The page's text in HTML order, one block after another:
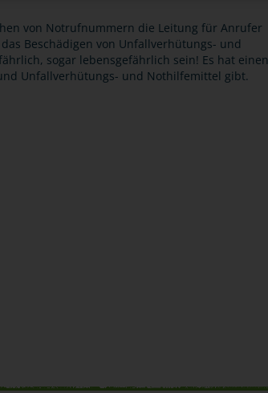
von Notrufnummern die Leitung für Anrufer
Beschädigen von Unfallverhütungs- und
sogar lebensgefährlich sein! Es hat einen
Unfallverhütungs- und Nothilfemittel gibt.